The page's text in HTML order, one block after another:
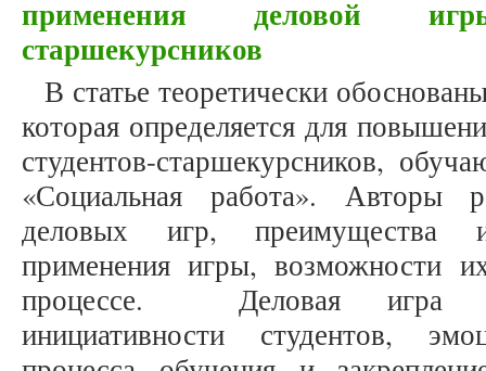
применения деловой
старшекурсников
В статье теоретически
которая определяется для
студентов-старшекурсников,
«Социальная работа». Авторы
деловых игр, преимущества
применения игры, возможности
процессе. Деловая игра
инициативности студентов,